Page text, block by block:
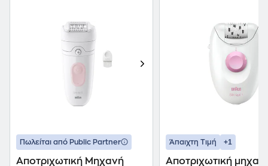
Πωλείται από Public Partner
Αποτριχωτική Μηχανή
Άπαιχτη Τιμή +1
Αποτριχωτική